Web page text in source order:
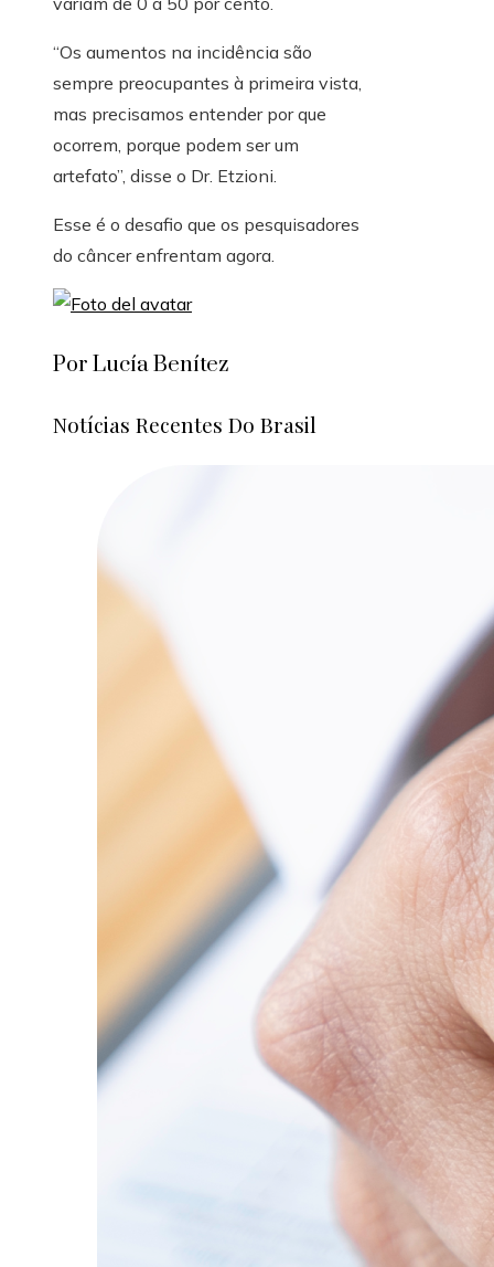
“Os aumentos na incidência são
sempre preocupantes à primeira vista,
mas precisamos entender por que
ocorrem, porque podem ser um
artefato”, disse o Dr. Etzioni.
Esse é o desafio que os pesquisadores
do câncer enfrentam agora.
Por Lucía Benítez
Notícias Recentes Do Brasil